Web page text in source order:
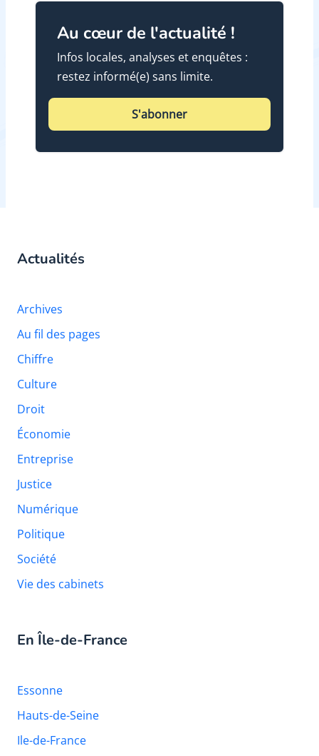
Au cœur de l'actualité !
Infos locales, analyses et enquêtes :
restez informé(e) sans limite.
S'abonner
Actualités
Archives
Au fil des pages
Chiffre
Culture
Droit
Économie
Entreprise
Justice
Numérique
Politique
Société
Vie des cabinets
En Île-de-France
Essonne
Hauts-de-Seine
Ile-de-France